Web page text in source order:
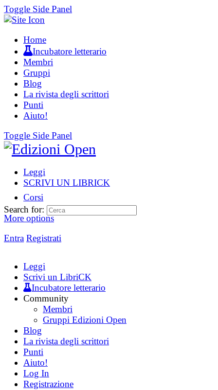
Toggle Side Panel
Home
Incubatore letterario
Membri
Gruppi
Blog
La rivista degli scrittori
Punti
Aiuto!
Toggle Side Panel
Leggi
SCRIVI UN LIBRICK
Corsi
More options
Entra Registrati
Search for:
Leggi
Scrivi un LibriCK
Incubatore letterario
Community
Membri
Gruppi Edizioni Open
Blog
La rivista degli scrittori
Punti
Aiuto!
Log In
Registrazione